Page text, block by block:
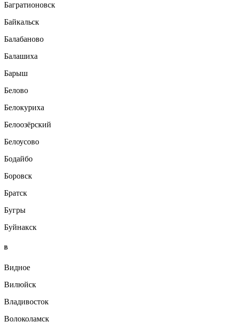
Багратионовск
Байкальск
Балабаново
Балашиха
Барыш
Белово
Белокуриха
Белоозёрский
Белоусово
Бодайбо
Боровск
Братск
Бугры
Буйнакск
В
Видное
Вилюйск
Владивосток
Волоколамск